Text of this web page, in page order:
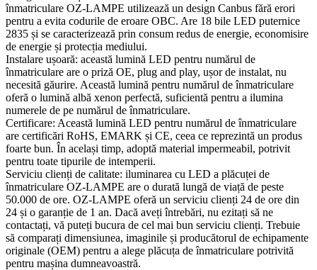
înmatriculare OZ-LAMPE utilizează un design Canbus fără erori
pentru a evita codurile de eroare OBC. Are 18 bile LED puternice
2835 și se caracterizează prin consum redus de energie, economisire
de energie și protecția mediului.
Instalare ușoară: această lumină LED pentru numărul de
înmatriculare are o priză OE, plug and play, ușor de instalat, nu
necesită găurire. Această lumină pentru numărul de înmatriculare
oferă o lumină albă xenon perfectă, suficientă pentru a ilumina
numerele de pe numărul de înmatriculare.
Certificare: Această lumină LED pentru numărul de înmatriculare
are certificări RoHS, EMARK și CE, ceea ce reprezintă un produs
foarte bun. În același timp, adoptă material impermeabil, potrivit
pentru toate tipurile de intemperii.
Serviciu clienți de calitate: iluminarea cu LED a plăcuței de
înmatriculare OZ-LAMPE are o durată lungă de viață de peste
50.000 de ore. OZ-LAMPE oferă un serviciu clienți 24 de ore din
24 și o garanție de 1 an. Dacă aveți întrebări, nu ezitați să ne
contactați, vă puteți bucura de cel mai bun serviciu clienți. Trebuie
să comparați dimensiunea, imaginile și producătorul de echipamente
originale (OEM) pentru a alege plăcuța de înmatriculare potrivită
pentru mașina dumneavoastră.